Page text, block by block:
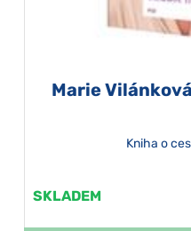
Marie
Kniha o
SKLADEM